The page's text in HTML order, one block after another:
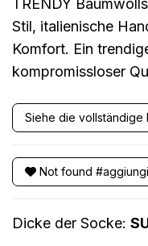
TRENDY
Stil, italienische
Komfort. Ein
kompromissloser
Siehe die vollständige
Not found
Dicke der Socke: